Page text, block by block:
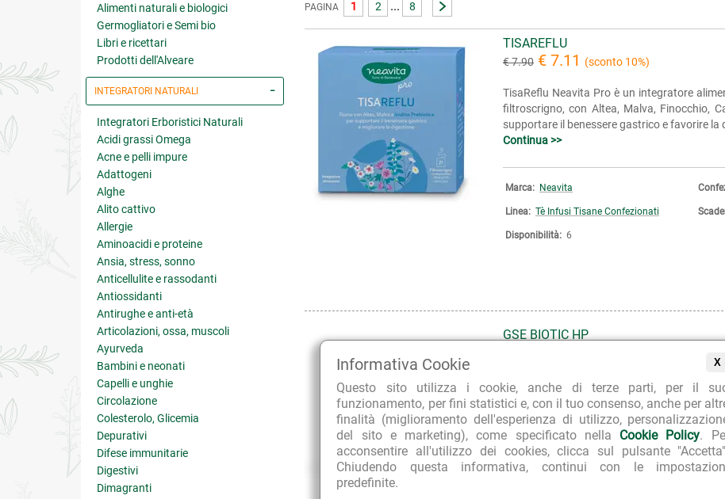
X
Informativa Cookie
Questo sito utilizza i cookie, anche di terze parti, per il
funzionamento, per fini statistici e, con il tuo consenso, anche per
finalità (miglioramento dell'esperienza di utilizzo,
del sito e marketing), come specificato nella Cookie Policy.
acconsentire all'utilizzo dei cookies, clicca sul pulsante
Chiudendo questa informativa, continui con le
predefinite.
Alimenti naturali e biologici
Germogliatori e Semi bio
Libri e ricettari
Prodotti dell'Alveare
INTEGRATORI NATURALI
Integratori Erboristici Naturali
Acidi grassi Omega
Acne e pelli impure
Adattogeni
Alghe
Alito cattivo
Allergie
Aminoacidi e proteine
Ansia, stress, sonno
Anticellulite e rassodanti
Antiossidanti
Antirughe e anti-età
Articolazioni, ossa, muscoli
Ayurveda
Bambini e neonati
Capelli e unghie
Circolazione
Colesterolo, Glicemia
Depurativi
Difese immunitarie
Digestivi
Dimagranti
PAGINA 1 2 ... 8
TISAREFLU
€ 7.90 € 7.11 (sconto 10%)
TisaReflu Neavita Pro è un integratore
filtroscrigno, con Altea, Malva, Finocchio,
supportare il benessere gastrico e favorire
Continua >>
Marca: Neavita
Linea: Tè Infusi Tisane Confezionati
Disponibilità: 6
GSE BIOTIC HP
GSE Biotic HP è un integratore
Boswellia, Rutina, Ananas, Centella, Aloe
Melaleuca (Tea Tree oil). L'estratto di
contribuire all'equilibrio...
Continua >>